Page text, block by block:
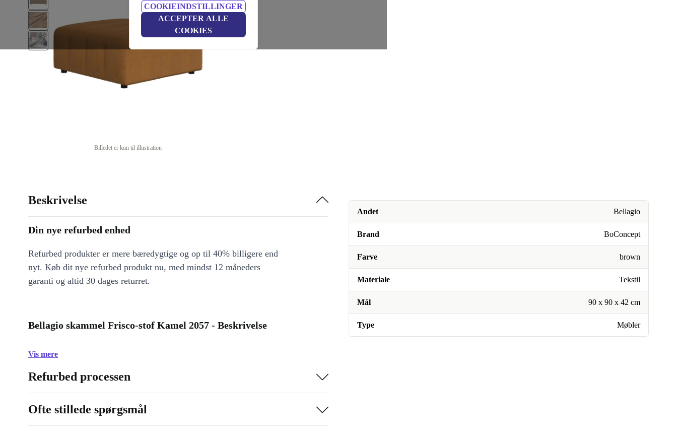
COOKIEINDSTILLINGER
ACCEPTER ALLE
COOKIES
Billedet er kun til illustration
Andet Bellagio
Brand BoConcept
Farve brown
Materiale Tekstil
Mål 90 x 90 x 42 cm
Type Møbler
Beskrivelse
Din nye refurbed enhed
Refurbed produkter er mere bæredygtige og op til 40% billigere end
nyt. Køb dit nye refurbed produkt nu, med mindst 12 måneders
garanti og altid 30 dages returret.
Bellagio skammel Frisco-stof Kamel 2057 - Beskrivelse
Vis mere
Refurbed processen
Ofte stillede spørgsmål